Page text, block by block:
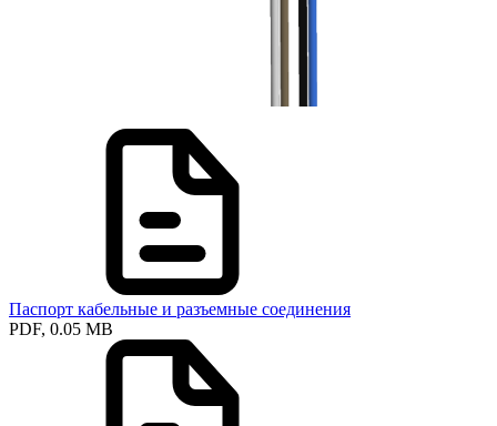
Паспорт кабельные и разъемные соединения
PDF, 0.05 MB